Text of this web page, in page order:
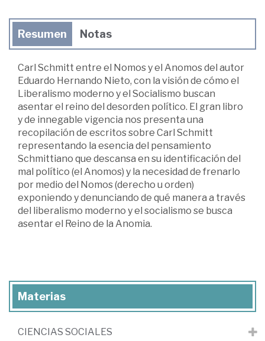
Resumen Notas
Carl Schmitt entre el Nomos y el Anomos del autor
Eduardo Hernando Nieto, con la visión de cómo el
Liberalismo moderno y el Socialismo buscan
asentar el reino del desorden político. El gran libro
y de innegable vigencia nos presenta una
recopilación de escritos sobre Carl Schmitt
representando la esencia del pensamiento
Schmittiano que descansa en su identificación del
mal político (el Anomos) y la necesidad de frenarlo
por medio del Nomos (derecho u orden)
exponiendo y denunciando de qué manera a través
del liberalismo moderno y el socialismo se busca
asentar el Reino de la Anomia.
Materias
CIENCIAS SOCIALES